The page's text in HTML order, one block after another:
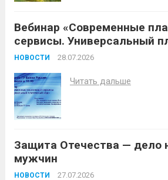
воздуха, отсутствие
порывистый ветер),
недопущения
возникновений
Вебинар «Современные
сервисы. Универсальный
код»
НОВОСТИ 28.07.2026
Читать дальше
Защита Отечества — дело
мужчин
НОВОСТИ 27.07.2026